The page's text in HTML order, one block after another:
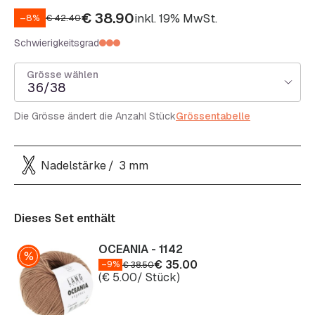
–8% €42.40€38.90inkl. 19% MwSt.
Schwierigkeitsgrad
Grösse wählen
36/38
Die Grösse ändert die Anzahl StückGrössentabelle
Nadelstärke 3 mm
Dieses Set enthält
OCEANIA - 1142
–9% €38.50€ 35.00
(€ 5.00/ Stück)